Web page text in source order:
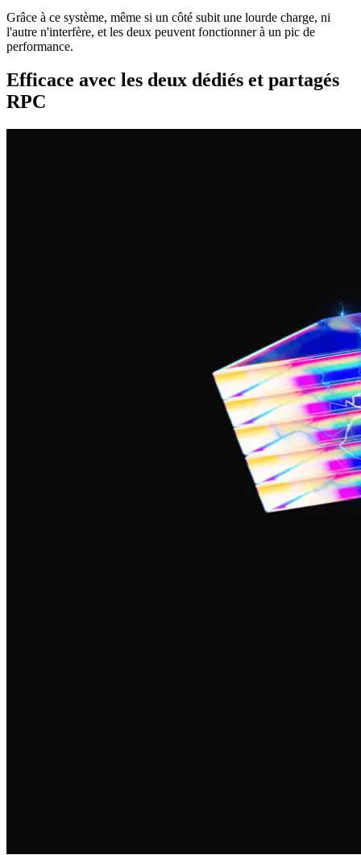
Grâce à ce système, même si un côté subit une lourde charge, ni
l'autre n'interfère, et les deux peuvent fonctionner à un pic de
performance.
Efficace avec les deux dédiés et partagés
RPC